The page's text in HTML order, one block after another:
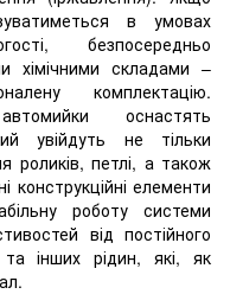
в умовах
безпосередньо
хімічними складами –
комплектацію.
оснастять
увійдуть не тільки
роликів, петлі, а також
конструкційні елементи
роботу системи
від постійного
інших рідин, які, як